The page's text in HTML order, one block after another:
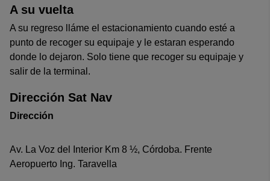
A su vuelta
A su regreso lláme el estacionamiento cuando esté a
punto de recoger su equipaje y le estaran esperando
donde lo dejaron. Solo tiene que recoger su equipaje y
salir de la terminal.
Dirección Sat Nav
Dirección
Av. La Voz del Interior Km 8 ½, Córdoba. Frente
Aeropuerto Ing. Taravella